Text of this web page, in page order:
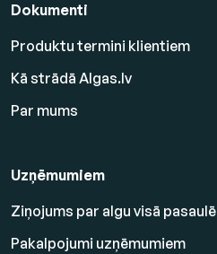
Dokumenti
Produktu termini klientiem
Kā strādā Algas.lv
Par mums
Uzņēmumiem
Ziņojums par algu visā pasaulē
Pakalpojumi uzņēmumiem